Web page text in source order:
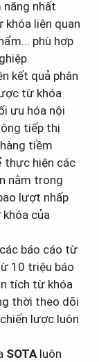
nhất
khóa liên quan
phù hợp
kết quả phân
từ khóa
ưu hóa nội
tiếp thị
tiềm
thực hiện các
nằm trong
lượt nhấp
của
báo cáo từ
10 triệu báo
tích từ khóa
thời theo dõi
lược luôn
SOTAluôn